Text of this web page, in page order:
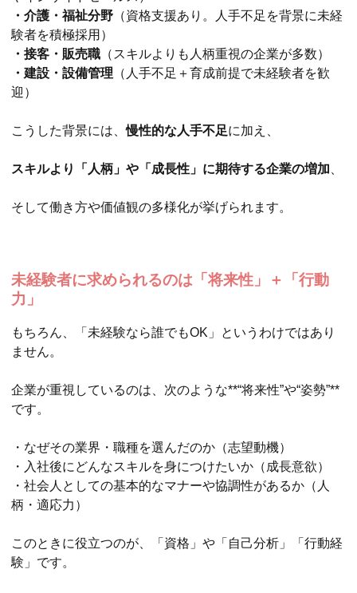
・介護・福祉分野 （資格支援あり。人手不足を背景に未経
験者を積極採用）
・接客・販売職 （スキルよりも人柄重視の企業が多数）
・建設・設備管理 （人手不足＋育成前提で未経験者を歓
迎）
こうした背景には、慢性的な人手不足に加え、
スキルより「人柄」や「成長性」に期待する企業の増加
そして働き方や価値観の多様化が挙げられます。
未経験者に求められるのは「将来性」＋「行動
力」
もちろん、「未経験なら誰でもOK」というわけではあり
ません。
企業が重視しているのは、次のような**“将来性”や“姿勢”**
です。
・なぜその業界・職種を選んだのか（志望動機）
・入社後にどんなスキルを身につけたいか（成長意欲）
・社会人としての基本的なマナーや協調性があるか（人
柄・適応力）
このときに役立つのが、「資格」や「自己分析」「行動経
験」です。